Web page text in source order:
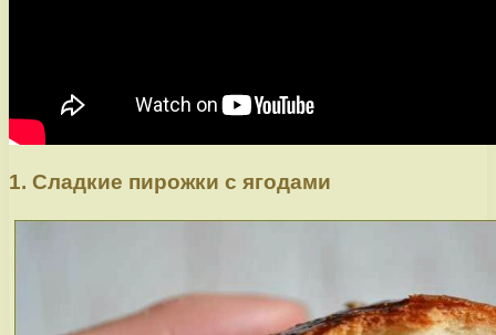
1. Сладкие пирожки с ягодами